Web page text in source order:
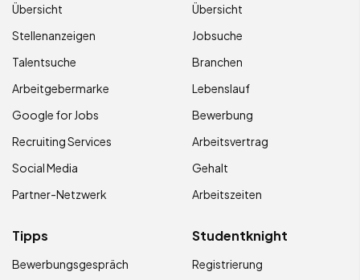
Übersicht
Stellenanzeigen
Talentsuche
Arbeitgebermarke
Google for Jobs
Recruiting Services
Social Media
Partner-Netzwerk
Übersicht
Jobsuche
Branchen
Lebenslauf
Bewerbung
Arbeitsvertrag
Gehalt
Arbeitszeiten
Tipps
Bewerbungsgespräch
Studentknight
Registrierung